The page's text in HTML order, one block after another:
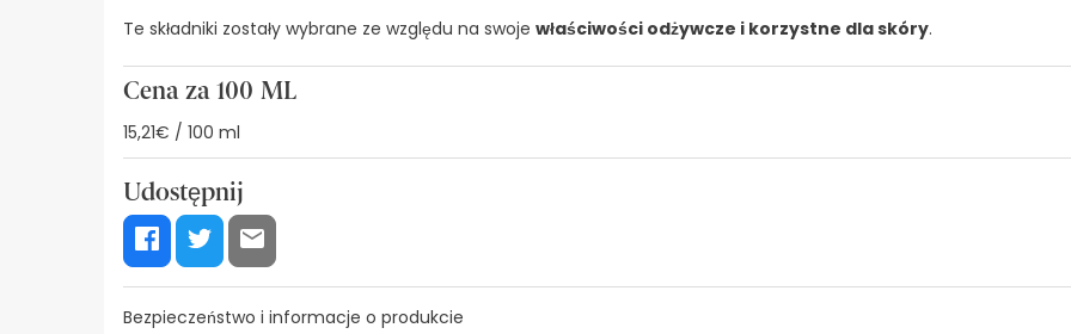
Te składniki zostały wybrane ze względu na swoje właściwości odżywcze i korzystne dla skóry.
Cena za 100 ML
15,21€ / 100 ml
Udostępnij
Bezpieczeństwo i informacje o produkcie